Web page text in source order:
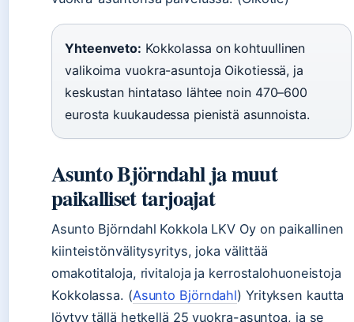
Yhteenveto: Kokkolassa on kohtuullinen
valikoima vuokra-asuntoja Oikotiessä, ja
keskustan hintataso lähtee noin 470–600
eurosta kuukaudessa pienistä asunnoista.
Asunto Björndahl ja muut
paikalliset tarjoajat
Asunto Björndahl Kokkola LKV Oy on paikallinen
kiinteistönvälitysyritys, joka välittää
omakotitaloja, rivitaloja ja kerrostalohuoneistoja
Kokkolassa. (Asunto Björndahl) Yrityksen kautta
löytyy tällä hetkellä 25 vuokra-asuntoa, ja se